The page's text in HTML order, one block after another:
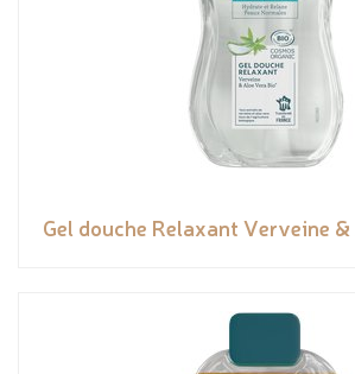
Gel douche Relaxant Verveine